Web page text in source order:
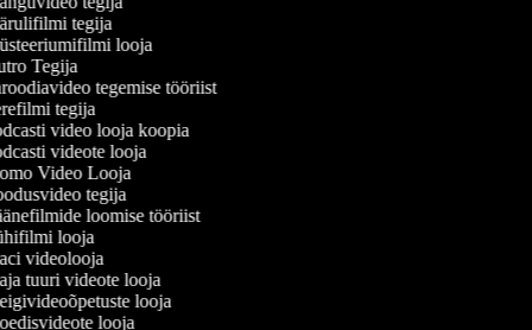
tegija
looja
Tegija
tegemise tööriist
tegija
video looja koopia
videote looja
Video Looja
tegija
loomise tööriist
looja
videolooja
tuuri videote looja
looja
looja